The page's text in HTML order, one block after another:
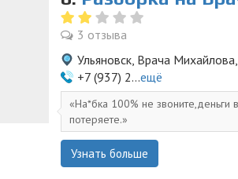
3 отзыва
Ульяновск, Врача
+7 (937) 2...ещё
На*бка 100% не звоните,деньги
потеряете.
Узнать больше